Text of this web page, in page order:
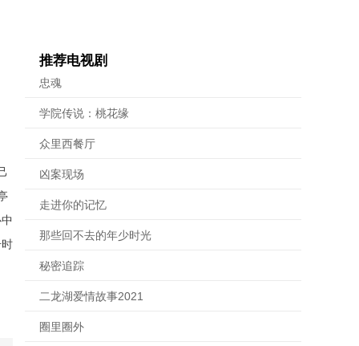
推荐电视剧
忠魂
学院传说：桃花缘
众里西餐厅
凶案现场
走进你的记忆
那些回不去的年少时光
秘密追踪
二龙湖爱情故事2021
圈里圈外